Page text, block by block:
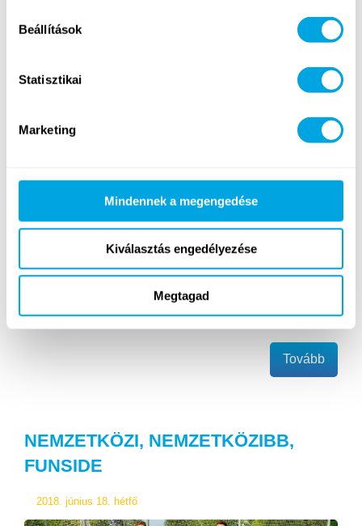
Beállítások
Statisztikai
Marketing
Mindennek a megengedése
Kiválasztás engedélyezése
Megtagad
színesítette a programot, csütörtök este pedig már a
Funside VB döntő következik! Franciaország, Anglia,
Horvátország és Belgium – korosztályokon túlmutató
közösségi fórum a Funside Balaton első turnusára
érkezett gyerekeknek, hiszen a 2018-as FIFA
alapján kialakított csoportok közösen hajtanak…
Tovább
NEMZETKÖZI, NEMZETKÖZIBB,
FUNSIDE
2018. június 18. hétfő